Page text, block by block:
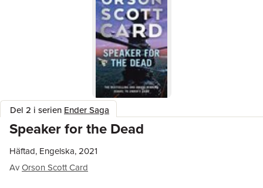
Del 2 i serien Ender Saga
Speaker for the Dead
Häftad, Engelska, 2021
AvOrson Scott Card